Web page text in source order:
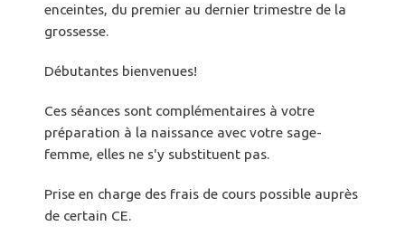
enceintes, du premier au dernier trimestre de la
grossesse.
Débutantes bienvenues!
Ces séances sont complémentaires à votre
préparation à la naissance avec votre sage-
femme, elles ne s'y substituent pas.
Prise en charge des frais de cours possible auprès
de certain CE.